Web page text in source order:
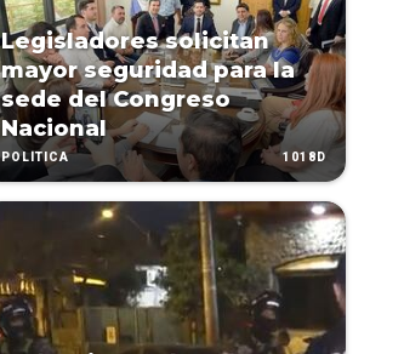
Legisladores solicitan
mayor seguridad para la
sede del Congreso
Nacional
POLÍTICA 1018D